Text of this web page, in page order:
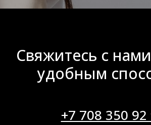
Свяжитесь с
удобным
+7 708 350 92